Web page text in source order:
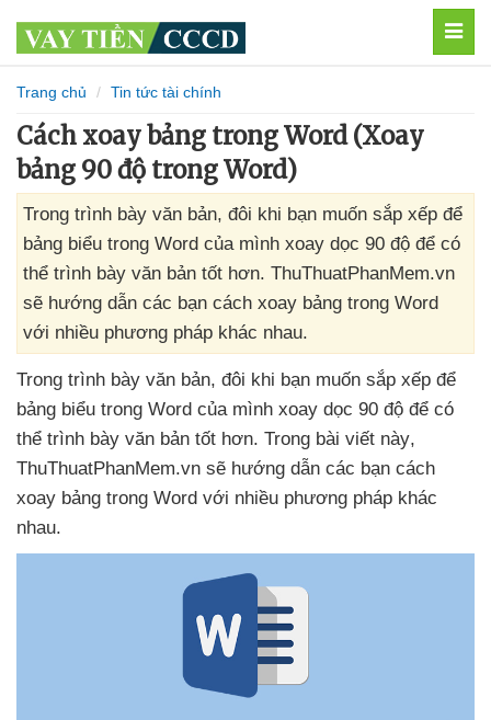
Trang chủ Tin tức tài chính
Cách xoay bảng trong Word (Xoay
bảng 90 độ trong Word)
Trong trình bày văn bản, đôi khi bạn muốn sắp xếp để
bảng biểu trong Word của mình xoay dọc 90 độ để có
thể trình bày văn bản tốt hơn. ThuThuatPhanMem.vn
sẽ hướng dẫn các bạn cách xoay bảng trong Word
với nhiều phương pháp khác nhau.
Trong trình bày văn bản, đôi khi bạn muốn sắp xếp để
bảng biểu trong Word của mình xoay dọc 90 độ để có
thể trình bày văn bản tốt hơn. Trong bài viết này,
ThuThuatPhanMem.vn sẽ hướng dẫn các bạn cách
xoay bảng trong Word với nhiều phương pháp khác
nhau.